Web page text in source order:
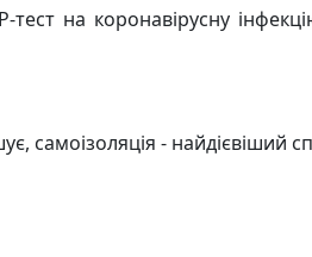
на коронавірусну
- найдієвіший